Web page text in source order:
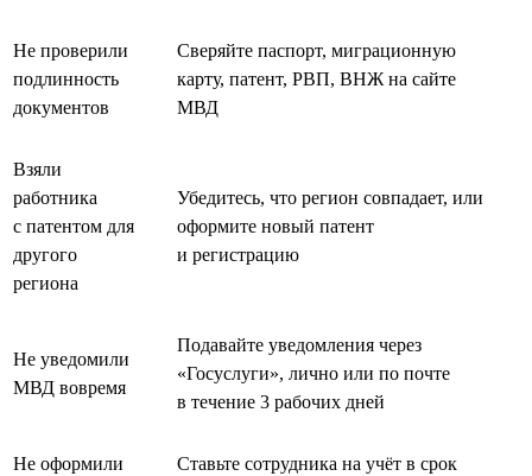
Не проверили
подлинность
документов
Сверяйте паспорт, миграционную
карту, патент, РВП, ВНЖ на сайте
МВД
Взяли
работника
с патентом для
другого
региона
Убедитесь, что регион совпадает, или
оформите новый патент
и регистрацию
Не уведомили
МВД вовремя
Подавайте уведомления через
«Госуслуги», лично или по почте
в течение 3 рабочих дней
Не оформили
Ставьте сотрудника на учёт в срок